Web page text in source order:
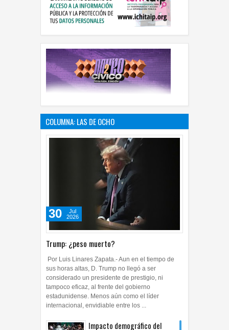
COLUMNA: LAS DE OCHO
Trump: ¿peso muerto?
30
Jul
2026
Por Luis Linares Zapata.- Aun en el tiempo de
sus horas altas, D. Trump no llegó a ser
considerado un presidente de prestigio, ni
tampoco eficaz, al frente del gobierno
estadunidense. Menos aún como el líder
internacional, envidiable entre los ...
Impacto demográfico del